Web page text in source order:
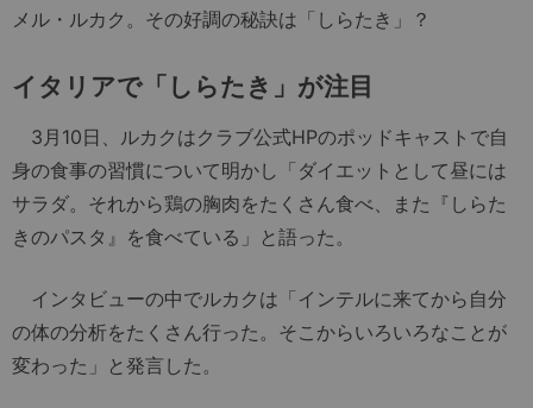
メル・ルカク。その好調の秘訣は「しらたき」？
イタリアで「しらたき」が注目
3月10日、ルカクはクラブ公式HPのポッドキャストで自
身の食事の習慣について明かし「ダイエットとして昼には
サラダ。それから鶏の胸肉をたくさん食べ、また『しらた
きのパスタ』を食べている」と語った。
インタビューの中でルカクは「インテルに来てから自分
の体の分析をたくさん行った。そこからいろいろなことが
変わった」と発言した。